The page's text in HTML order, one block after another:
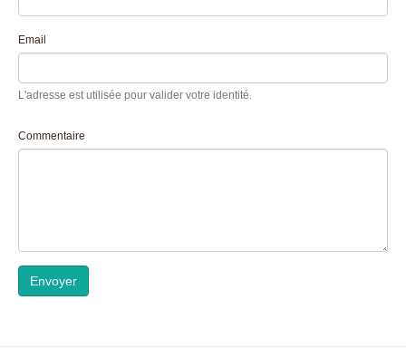
Email
L'adresse est utilisée pour valider votre identité.
Commentaire
Envoyer